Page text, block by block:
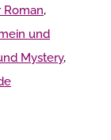
Roman,
und
Mystery,